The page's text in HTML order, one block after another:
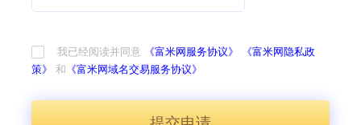
我已经阅读并同意 《富米网服务协议》
《富米网隐私政
策》 和 《富米网域名交易服务协议》